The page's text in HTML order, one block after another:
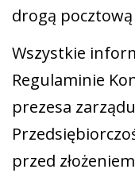
drogą
Wszystkie
Regulaminie
prezesa
przed